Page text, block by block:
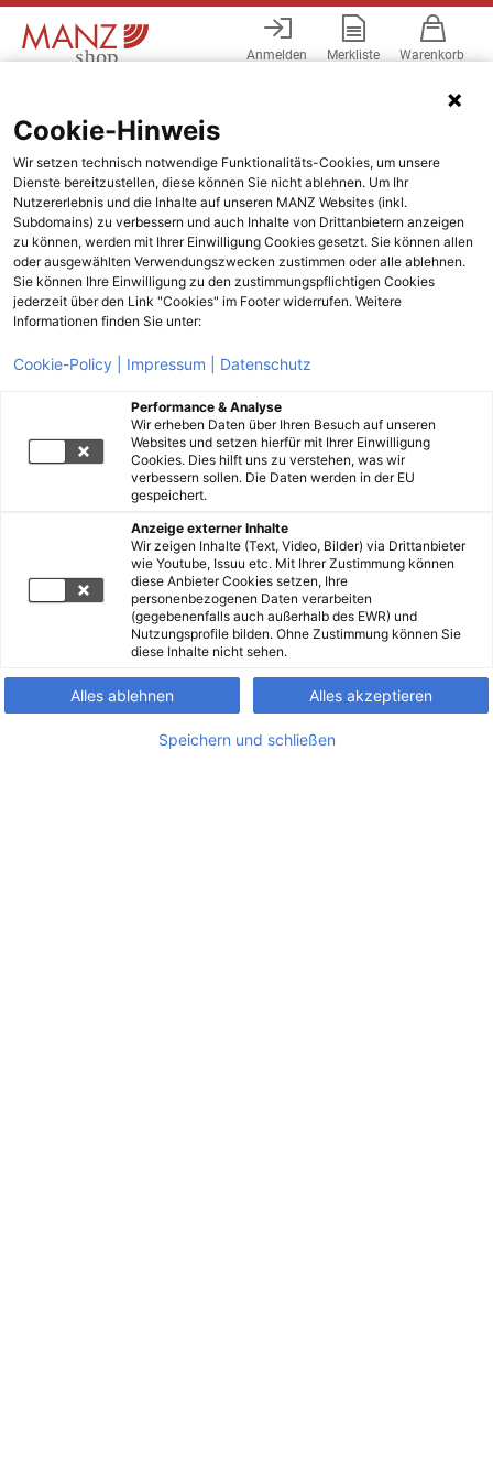
Anmelden Merkliste Warenkorb
Cookie-Hinweis
Wir setzen technisch notwendige Funktionalitäts-Cookies, um unsere
Dienste bereitzustellen, diese können Sie nicht ablehnen. Um Ihr
Nutzererlebnis und die Inhalte auf unseren MANZ Websites (inkl.
Subdomains) zu verbessern und auch Inhalte von Drittanbietern anzeigen
zu können, werden mit Ihrer Einwilligung Cookies gesetzt. Sie können allen
oder ausgewählten Verwendungszwecken zustimmen oder alle ablehnen.
Sie können Ihre Einwilligung zu den zustimmungspflichtigen Cookies
jederzeit über den Link "Cookies" im Footer widerrufen. Weitere
Informationen finden Sie unter:
Cookie-Policy | Impressum | Datenschutz
Performance & Analyse
Wir erheben Daten über Ihren Besuch auf unseren
Websites und setzen hierfür mit Ihrer Einwilligung
Cookies. Dies hilft uns zu verstehen, was wir
verbessern sollen. Die Daten werden in der EU
gespeichert.
Anzeige externer Inhalte
Wir zeigen Inhalte (Text, Video, Bilder) via Drittanbieter
wie Youtube, Issuu etc. Mit Ihrer Zustimmung können
diese Anbieter Cookies setzen, Ihre
personenbezogenen Daten verarbeiten
(gegebenenfalls auch außerhalb des EWR) und
Nutzungsprofile bilden. Ohne Zustimmung können Sie
diese Inhalte nicht sehen.
Alles ablehnen Alles akzeptieren
Speichern und schließen